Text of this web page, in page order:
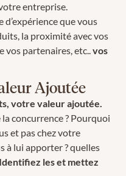
entreprise.
d’expérience que vous
la proximité avec vos
vos partenaires, etc..vos
Ajoutée
votre valeur ajoutée.
concurrence ? Pourquoi
et pas chez votre
à lui apporter ? quelles
Identifiez les et mettez